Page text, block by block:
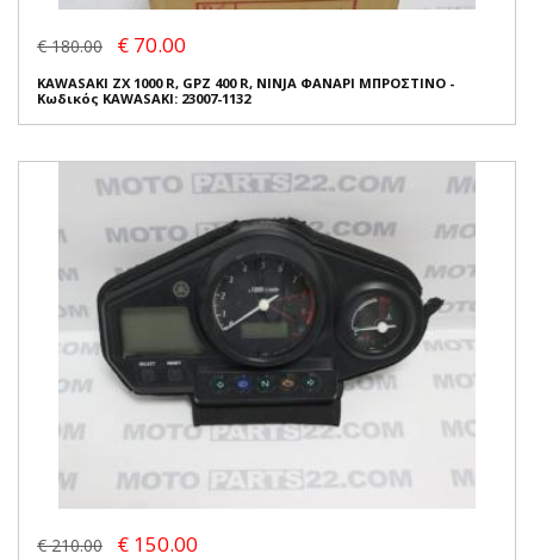
€ 180.00 € 70.00
KAWASAKI ZX 1000 R, GPZ 400 R, NINJA ΦΑΝΑΡΙ ΜΠΡΟΣΤΙΝΟ -
Κωδικός KAWASAKI: 23007-1132
€ 210.00 € 150.00